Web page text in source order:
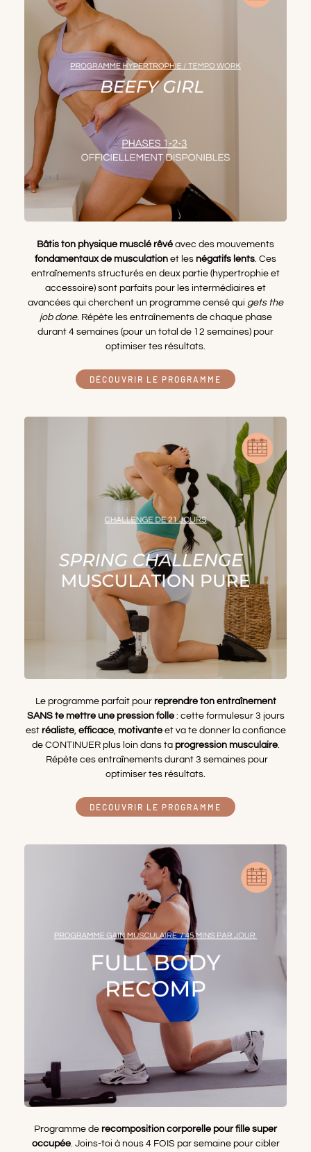
Bâtis ton physique musclé rêvé avec des mouvements
fondamentaux de musculation et les négatifs lents . Ces
entraînements structurés en deux partie (hypertrophie et
accessoire) sont parfaits pour les intermédiaires et
avancées qui cherchent un programme censé qui gets the
job done. Répète les entraînements de chaque phase
durant 4 semaines (pour un total de 12 semaines) pour
optimiser tes résultats.
DÉCOUVRIR LE PROGRAMME
Le programme parfait pourreprendre ton entraînement
SANS te mettre une pression folle: cette formulesur 3 jours
est réaliste, efficace, motivanteet va te donner la confiance
de CONTINUER plus loin dans ta progression musculaire.
Répète ces entraînements durant 3 semaines pour
optimiser tes résultats.
DÉCOUVRIR LE PROGRAMME
Programme de recomposition corporelle pour fille super
occupée. Joins-toi à nous 4 FOIS par semaine pour cibler